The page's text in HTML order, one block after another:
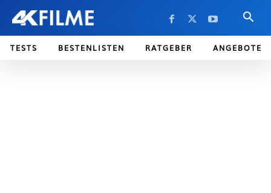
TESTS BESTENLISTEN RATGEBER ANGEBOTE